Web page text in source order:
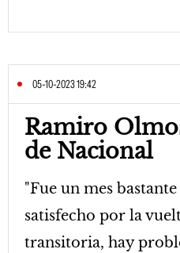
05-10-2023 19:42
Ramiro
de Nacional
"Fue un mes
satisfecho por la
transitoria, hay